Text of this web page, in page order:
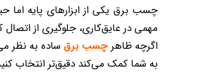
چسب برق یکی از ابزارهای پایه اما
مهمی در عایق‌کاری، جلوگیری از
اگرچه ظاهرچسب برقساده به نظر
به شما کمک می‌کند دقیق‌تر انتخاب